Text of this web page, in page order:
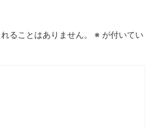
ることはありません。 ※ が付いてい